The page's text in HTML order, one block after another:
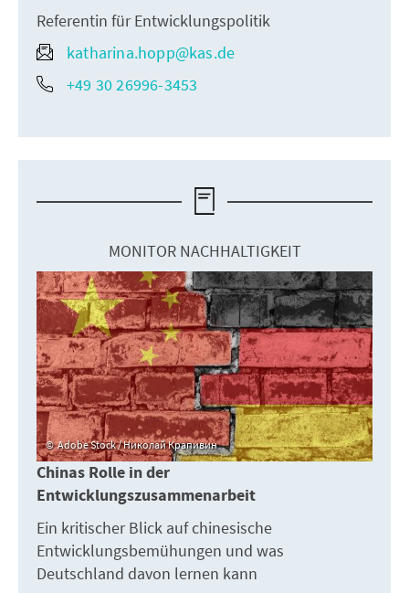
Referentin für Entwicklungspolitik
katharina.hopp@kas.de
+49 30 26996-3453
MONITOR NACHHALTIGKEIT
Adobe Stock / Николай Крапивин
Chinas Rolle in der
Entwicklungszusammenarbeit
Ein kritischer Blick auf chinesische
Entwicklungsbemühungen und was
Deutschland davon lernen kann